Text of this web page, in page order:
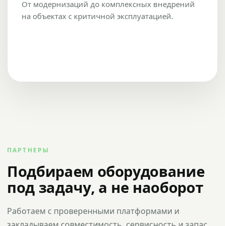
От модернизаций до комплексных внедрений
на объектах с критичной эксплуатацией.
ПАРТНЕРЫ
Подбираем оборудование
под задачу, а не наоборот
Работаем с проверенными платформами и